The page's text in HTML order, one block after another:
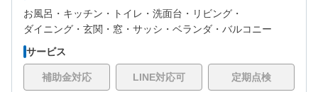
お風呂・ キッチン・ トイレ・ 洗面台・ リビング・
ダイニング・ 玄関・ 窓・サッシ・ ベランダ・バルコニー
サービス
補助金対応 LINE対応可 定期点検